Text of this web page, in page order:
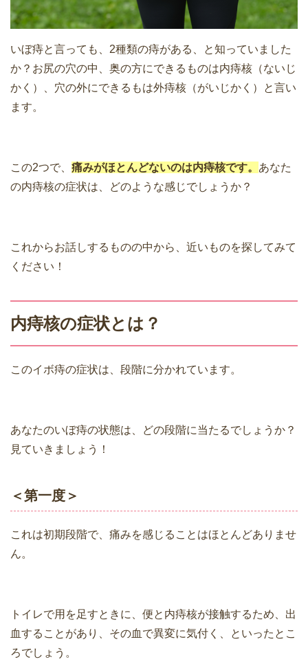
いぼ痔と言っても、2種類の痔がある、と知っていました
か？お尻の穴の中、奥の方にできるものは内痔核（ないじ
かく）、穴の外にできるもは外痔核（がいじかく）と言い
ます。
この2つで、 痛みがほとんどないのは内痔核です。 あなた
の内痔核の症状は、どのような感じでしょうか？
これからお話しするものの中から、近いものを探してみて
ください！
内痔核の症状とは？
このイボ痔の症状は、段階に分かれています。
あなたのいぼ痔の状態は、どの段階に当たるでしょうか？
見ていきましょう！
＜第一度＞
これは初期段階で、痛みを感じることはほとんどありませ
ん。
トイレで用を足すときに、便と内痔核が接触するため、出
血することがあり、その血で異変に気付く、といったとこ
ろでしょう。